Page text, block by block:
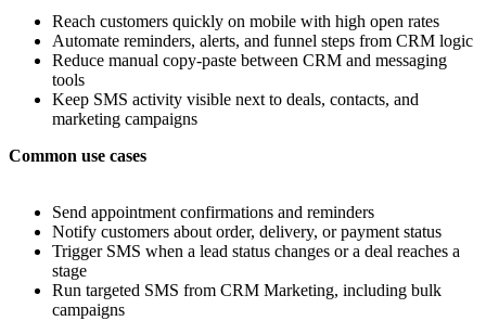
Reach customers quickly on mobile with high open rates
Automate reminders, alerts, and funnel steps from CRM logic
Reduce manual copy-paste between CRM and messaging
tools
Keep SMS activity visible next to deals, contacts, and
marketing campaigns
Common use cases
Send appointment confirmations and reminders
Notify customers about order, delivery, or payment status
Trigger SMS when a lead status changes or a deal reaches a
stage
Run targeted SMS from CRM Marketing, including bulk
campaigns